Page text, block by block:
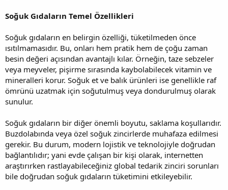
Soğuk Gıdaların Temel Özellikleri
Soğuk gıdaların en belirgin özelliği, tüketilmeden önce
ısıtılmamasıdır. Bu, onları hem pratik hem de çoğu zaman
besin değeri açısından avantajlı kılar. Örneğin, taze sebzeler
veya meyveler, pişirme sırasında kaybolabilecek vitamin ve
mineralleri korur. Soğuk et ve balık ürünleri ise genellikle raf
ömrünü uzatmak için soğutulmuş veya dondurulmuş olarak
sunulur.
Soğuk gıdaların bir diğer önemli boyutu, saklama koşullarıdır.
Buzdolabında veya özel soğuk zincirlerde muhafaza edilmesi
gerekir. Bu durum, modern lojistik ve teknolojiyle doğrudan
bağlantılıdır; yani evde çalışan bir kişi olarak, internetten
araştırırken rastlayabileceğiniz global tedarik zinciri sorunları
bile doğrudan soğuk gıdaların tüketimini etkileyebilir.